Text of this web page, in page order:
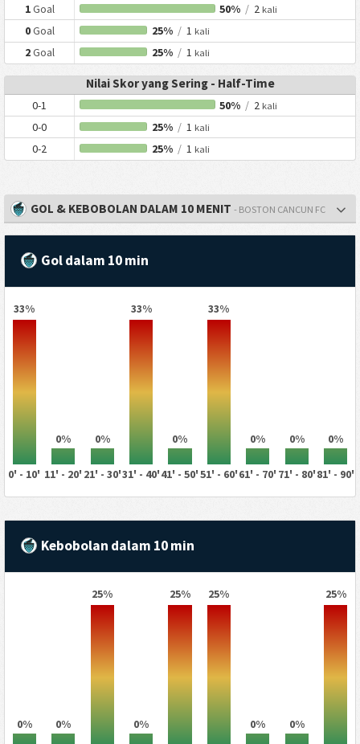
1Goal 50% / 2 kali
0Goal 25% /1 kali
2Goal 25% /1 kali
Nilai Skor yang Sering - Half-Time
0-1 50% / 2 kali
0-0 25% /1 kali
0-2 25% /1 kali
GOL & KEBOBOLAN DALAM 10 MENIT - BOSTON CANCUN FC
Gol dalam 10 min
33%
0% 0%
33%
0%
33%
0% 0% 0%
0' - 10' 11' - 20' 21' - 30'31' - 40'41' - 50'51' - 60'61' - 70' 71' - 80'81' - 90'
Kebobolan dalam 10 min
0% 0%
25%
0%
25% 25%
0% 0%
25%